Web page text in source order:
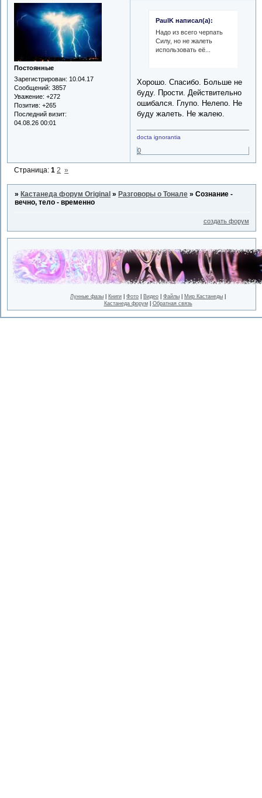
Постоянные
Зарегистрирован: 10.04.17
Сообщений: 3857
Уважение: +272
Позитив: +265
Последний визит:
04.08.26 00:01
PaulK написал(а):
Надо из всего черпать
Силу, но не жалеть
использовать её...
Хорошо. Спасибо. Больше не
буду. Прости. Действительно
ошибался. Глупо. Нелепо. Не
буду жалеть. Не жалею.
docta ignorantia
0
Страница:1 2 »
» Кастанеда форум Original » Разговоры о Тонале »Сознание -
вечно, тело - временно
создать форум
Лунные фазы Книги Фото Видео Файлы Мир Кастанеды
Кастанеда форум| Обратная связь